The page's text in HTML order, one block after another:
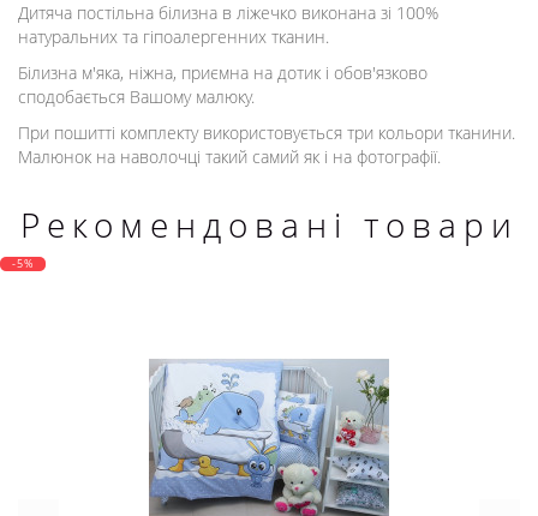
Дитяча постільна білизна в ліжечко виконана зі 100%
натуральних та гіпоалергенних тканин.
Білизна м'яка, ніжна, приємна на дотик і обов'язково
сподобається Вашому малюку.
При пошитті комплекту використовується три кольори тканини.
Малюнок на наволочці такий самий як і на фотографії.
Рекомендовані товари
-5%